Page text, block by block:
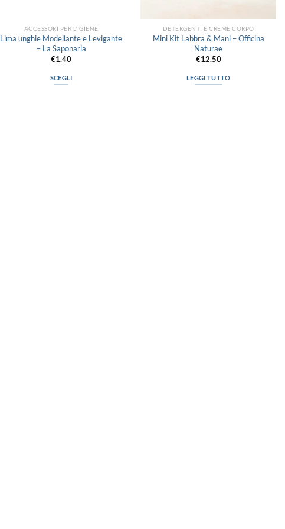
ACCESSORI PER L'IGIENE
Lima unghie Modellante e Levigante
– La Saponaria
€1.40
SCEGLI
DETERGENTI E CREME CORPO
Mini Kit Labbra & Mani – Officina
Naturae
€12.50
LEGGI TUTTO